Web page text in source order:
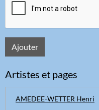
Ajouter
Artistes et pages
AMEDEE-WETTER Henri